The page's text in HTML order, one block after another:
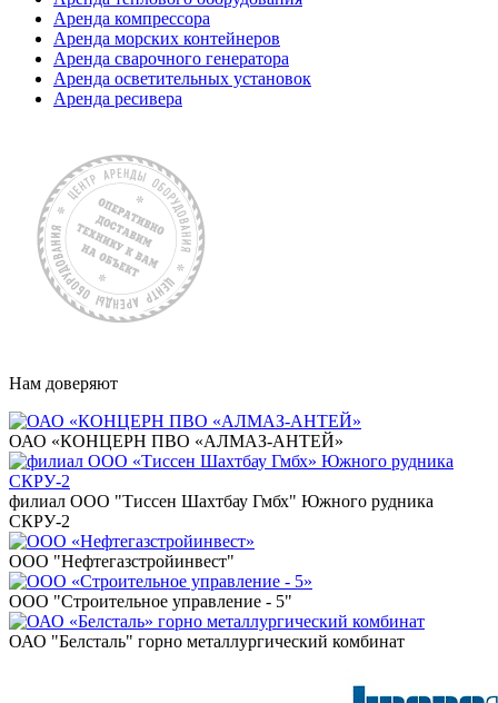
Аренда компрессора
Аренда морских контейнеров
Аренда сварочного генератора
Аренда осветительных установок
Аренда ресивера
Нам доверяют
ОАО «КОНЦЕРН ПВО «АЛМАЗ-АНТЕЙ»
филиал ООО "Тиссен Шахтбау Гмбх" Южного рудника
СКРУ-2
ООО "Нефтегазстройинвест"
ООО "Строительное управление - 5"
ОАО "Белсталь" горно металлургический комбинат